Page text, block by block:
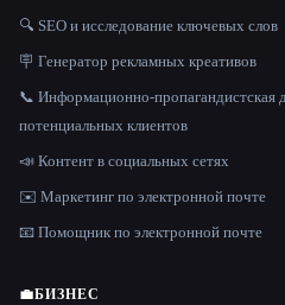
🔍 SEO и исследование ключевых слов
🪧 Генератор рекламных креативов
📞 Информационно-пропагандистская
потенциальных клиентов
📣 Контент в социальных сетях
✉️ Маркетинг по электронной почте
📧 Помощник по электронной почте
💼БИЗНЕС